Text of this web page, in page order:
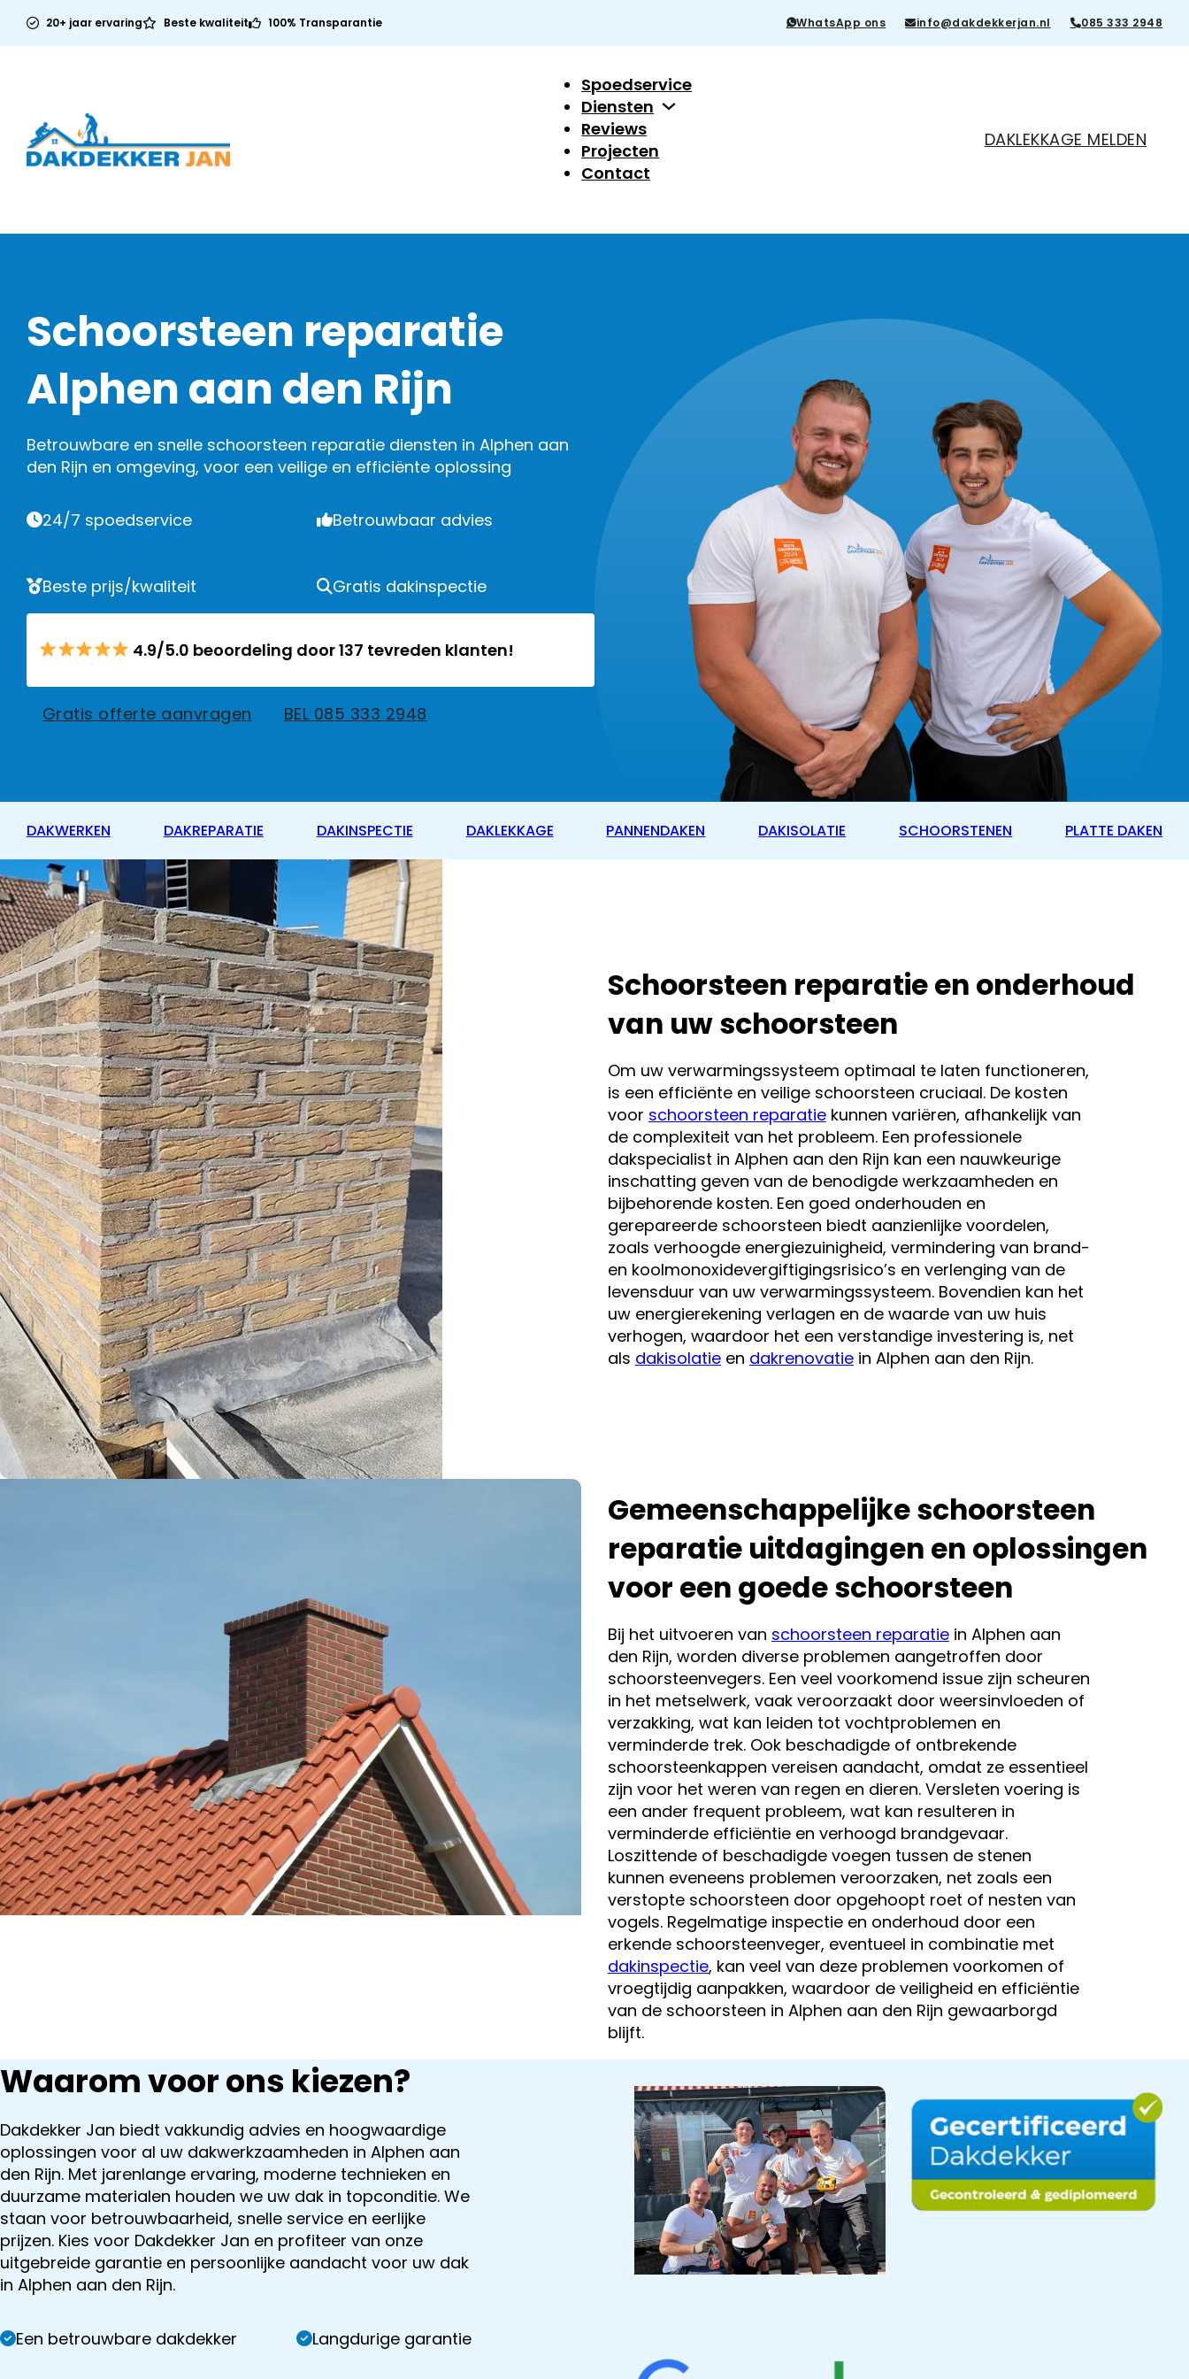
20+ jaar ervaring Beste kwaliteit 100% Transparantie WhatsApp ons info@dakdekkerjan.nl 085 333 2948
Spoedservice
Diensten
Reviews
Projecten
Contact
DAKLEKKAGE MELDEN
Schoorsteen reparatie
Alphen aan den Rijn
Betrouwbare en snelle schoorsteen reparatie diensten in Alphen aan
den Rijn en omgeving, voor een veilige en efficiënte oplossing
24/7 spoedservice Betrouwbaar advies
Beste prijs/kwaliteit Gratis dakinspectie
4.9/5.0 beoordeling door 137 tevreden klanten!
Gratis offerte aanvragen BEL 085 333 2948
DAKWERKEN DAKREPARATIE DAKINSPECTIE DAKLEKKAGE PANNENDAKEN DAKISOLATIE SCHOORSTENEN PLATTE DAKEN
Schoorsteen reparatie en onderhoud
van uw schoorsteen
Om uw verwarmingssysteem optimaal te laten functioneren,
is een efficiënte en veilige schoorsteen cruciaal. De kosten
voor schoorsteen reparatiekunnen variëren, afhankelijk van
de complexiteit van het probleem. Een professionele
dakspecialist in Alphen aan den Rijn kan een nauwkeurige
inschatting geven van de benodigde werkzaamheden en
bijbehorende kosten. Een goed onderhouden en
gerepareerde schoorsteen biedt aanzienlijke voordelen,
zoals verhoogde energiezuinigheid, vermindering van brand-
en koolmonoxidevergiftigingsrisico’s en verlenging van de
levensduur van uw verwarmingssysteem. Bovendien kan het
uw energierekening verlagen en de waarde van uw huis
verhogen, waardoor het een verstandige investering is, net
als dakisolatieen dakrenovatiein Alphen aan den Rijn.
Gemeenschappelijke schoorsteen
reparatie uitdagingen en oplossingen
voor een goede schoorsteen
Bij het uitvoeren van schoorsteen reparatiein Alphen aan
den Rijn, worden diverse problemen aangetroffen door
schoorsteenvegers. Een veel voorkomend issue zijn scheuren
in het metselwerk, vaak veroorzaakt door weersinvloeden of
verzakking, wat kan leiden tot vochtproblemen en
verminderde trek. Ook beschadigde of ontbrekende
schoorsteenkappen vereisen aandacht, omdat ze essentieel
zijn voor het weren van regen en dieren. Versleten voering is
een ander frequent probleem, wat kan resulteren in
verminderde efficiëntie en verhoogd brandgevaar.
Loszittende of beschadigde voegen tussen de stenen
kunnen eveneens problemen veroorzaken, net zoals een
verstopte schoorsteen door opgehoopt roet of nesten van
vogels. Regelmatige inspectie en onderhoud door een
erkende schoorsteenveger, eventueel in combinatie met
dakinspectie, kan veel van deze problemen voorkomen of
vroegtijdig aanpakken, waardoor de veiligheid en efficiëntie
van de schoorsteen in Alphen aan den Rijn gewaarborgd
blijft.
Waarom voor ons kiezen?
Dakdekker Jan biedt vakkundig advies en hoogwaardige
oplossingen voor al uw dakwerkzaamheden in Alphen aan
den Rijn. Met jarenlange ervaring, moderne technieken en
duurzame materialen houden we uw dak in topconditie. We
staan voor betrouwbaarheid, snelle service en eerlijke
prijzen. Kies voor Dakdekker Jan en profiteer van onze
uitgebreide garantie en persoonlijke aandacht voor uw dak
in Alphen aan den Rijn.
Een betrouwbare dakdekker Langdurige garantie